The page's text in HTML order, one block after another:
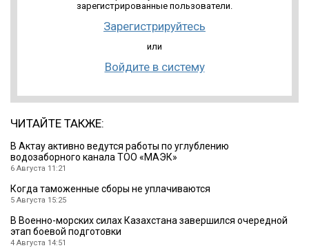
зарегистрированные пользователи.
Зарегистрируйтесь
или
Войдите в систему
ЧИТАЙТЕ ТАКЖЕ:
В Актау активно ведутся работы по углублению
водозаборного канала ТОО «МАЭК»
6 Августа 11:21
Когда таможенные сборы не уплачиваются
5 Августа 15:25
В Военно-морских силах Казахстана завершился очередной
этап боевой подготовки
4 Августа 14:51